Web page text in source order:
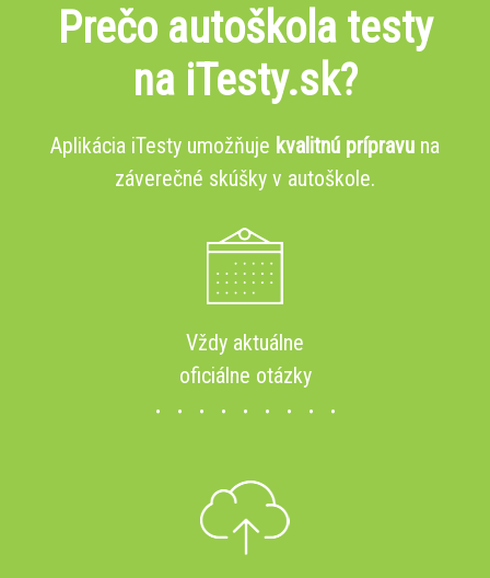
Prečo autoškola testy
na iTesty.sk?
Aplikácia iTesty umožňuje kvalitnú prípravu na
záverečné skúšky v autoškole.
Vždy aktuálne
oficiálne otázky